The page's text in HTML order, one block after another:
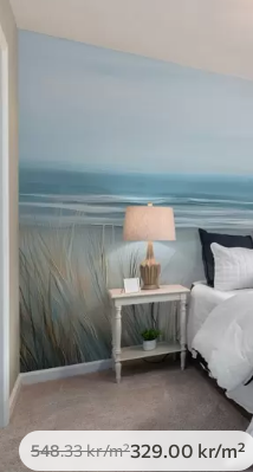
548.33kr/m²329 .00 kr/m²